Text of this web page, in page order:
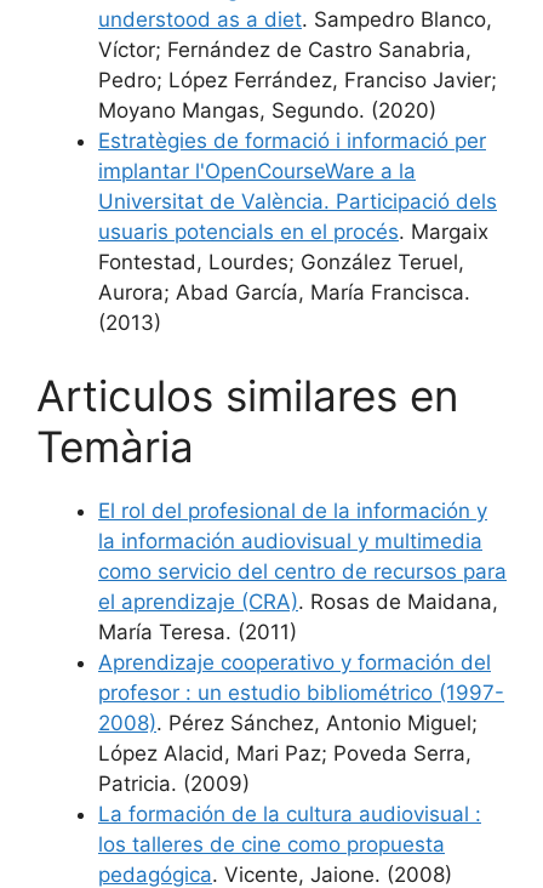
understood as a diet. Sampedro Blanco,
Víctor; Fernández de Castro Sanabria,
Pedro; López Ferrández, Franciso Javier;
Moyano Mangas, Segundo. (2020)
Estratègies de formació i informació per
implantar l'OpenCourseWare a la
Universitat de València. Participació dels
usuaris potencials en el procés. Margaix
Fontestad, Lourdes; González Teruel,
Aurora; Abad García, María Francisca.
(2013)
Articulos similares en
Temària
El rol del profesional de la información y
la información audiovisual y multimedia
como servicio del centro de recursos para
el aprendizaje (CRA). Rosas de Maidana,
María Teresa. (2011)
Aprendizaje cooperativo y formación del
profesor : un estudio bibliométrico (1997-
2008). Pérez Sánchez, Antonio Miguel;
López Alacid, Mari Paz; Poveda Serra,
Patricia. (2009)
La formación de la cultura audiovisual :
los talleres de cine como propuesta
pedagógica. Vicente, Jaione. (2008)